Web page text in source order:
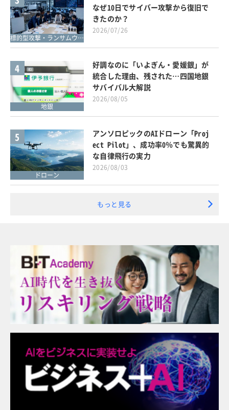
標的型攻撃・ランサムウェア対策
なぜ10日でサイバー攻撃から復旧で
きたのか？
2026/07/26
4
地銀
好調なのに「いよぎん・愛媛銀」が
統合した理由、残された…四国地銀
サバイバル大解説
2026/08/05
5
ドローン
アンソロピックのAIドローン「Proj
ect Pilot」、成功率0％でも驚異的
な自律飛行の実力
2026/08/03
もっと見る